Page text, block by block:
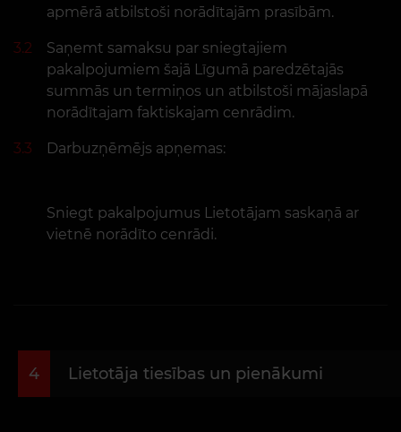
apmērā atbilstoši norādītajām prasībām.
3.2
Saņemt samaksu par sniegtajiem
pakalpojumiem šajā Līgumā paredzētajās
summās un termiņos un atbilstoši mājaslapā
norādītajam faktiskajam cenrādim.
3.3 Darbuzņēmējs apņemas:
Sniegt pakalpojumus Lietotājam saskaņā ar
vietnē norādīto cenrādi.
4 Lietotāja tiesības un pienākumi